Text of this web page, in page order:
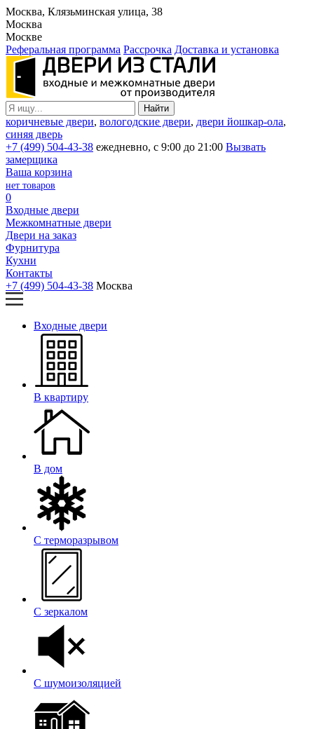
Москва, Клязьминская улица, 38
Москва
Москве
Реферальная программа Рассрочка Доставка и установка
коричневые двери, вологодские двери, двери йошкар-ола,
синяя дверь
+7 (499) 504-43-38 ежедневно, с 9:00 до 21:00 Вызвать
замерщика
Ваша корзина
нет товаров
0
Входные двери
Межкомнатные двери
Двери на заказ
Фурнитура
Кухни
Контакты
+7 (499) 504-43-38 Москва
Входные двери
В квартиру
В дом
С терморазрывом
С зеркалом
С шумоизоляцией